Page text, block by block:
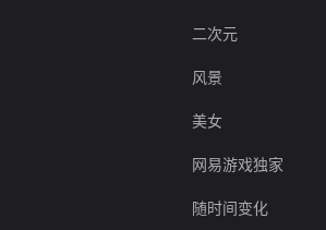
二次元
风景
美女
网易游戏独家
随时间变化